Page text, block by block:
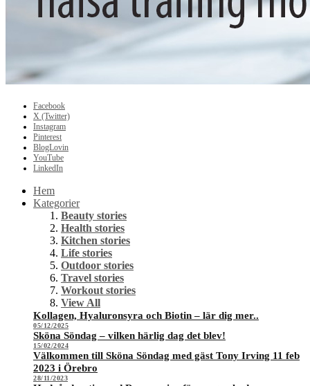
Facebook
X (Twitter)
Instagram
Pinterest
BlogLovin
YouTube
LinkedIn
Hem
Kategorier
Beauty stories
Health stories
Kitchen stories
Life stories
Outdoor stories
Travel stories
Workout stories
View All
Kollagen, Hyaluronsyra och Biotin – lär dig mer..
05/12/2025
Sköna Söndag – vilken härlig dag det blev!
15/02/2024
Välkommen till Sköna Söndag med gäst Tony Irving 11 feb
2023 i Örebro
28/11/2023